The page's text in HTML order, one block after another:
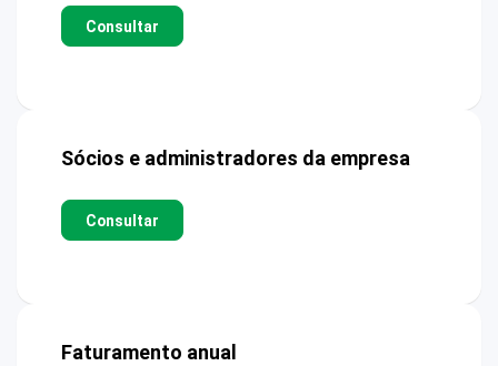
Consultar
Sócios e administradores da empresa
Consultar
Faturamento anual